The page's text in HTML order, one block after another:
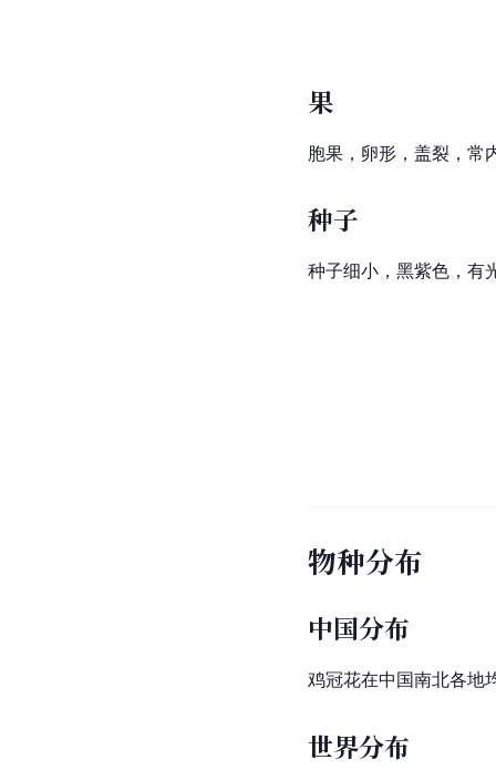
果
胞果，卵形，盖裂，常
种子
种子细小，黑紫色，有
物种分布
中国分布
鸡冠花在中国南北各地
世界分布